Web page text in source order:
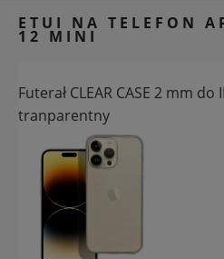
ETUI NA TELEFON
12 MINI
Futerał CLEAR CASE 2 mm do
tranparentny